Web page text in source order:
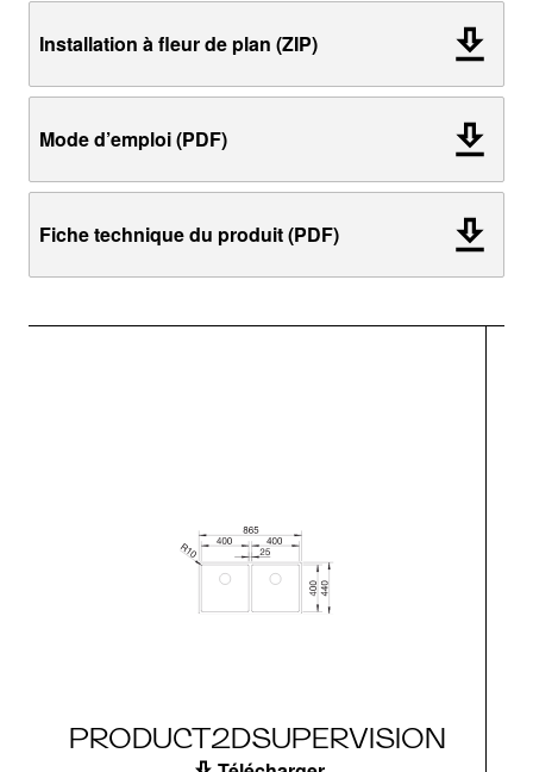
Installation à fleur de plan (ZIP)
Mode d’emploi (PDF)
Fiche technique du produit (PDF)
PRODUCT2DSUPERVISION